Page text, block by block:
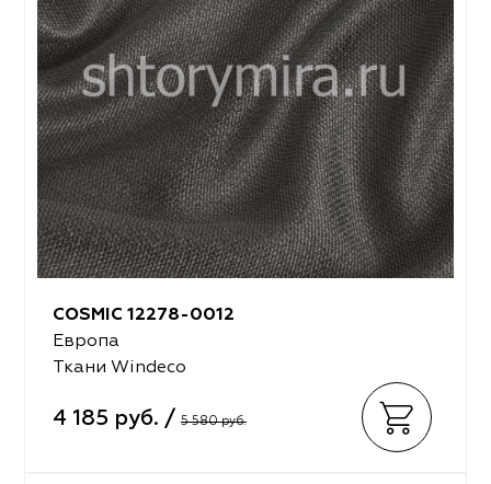
COSMIC 12278-0012
Европа
Ткани Windeco
4 185 руб. / 5 580 руб.